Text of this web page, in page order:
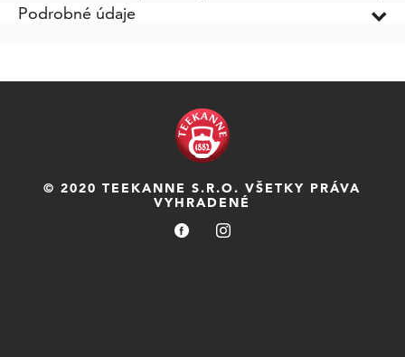
Podrobné údaje
© 2020 TEEKANNE S.R.O. VŠETKY PRÁVA
VYHRADENÉ